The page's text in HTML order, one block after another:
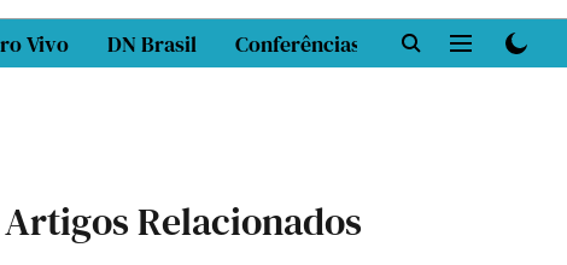
Vivo DN Brasil Conferências DN LAB
Artigos Relacionados